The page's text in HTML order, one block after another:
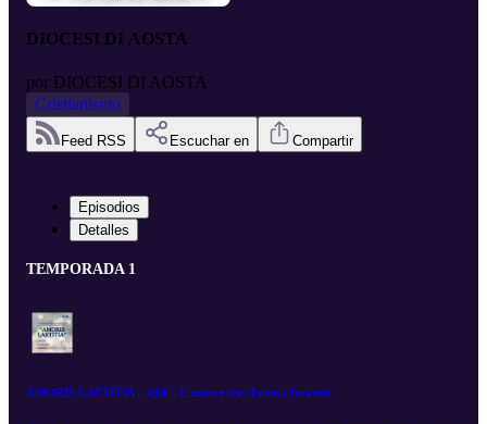
DIOCESI DI AOSTA
por DIOCESI DI AOSTA
Cristianismo
Feed RSS Escuchar en Compartir
Episodios
Detalles
TEMPORADA 1
AMORIS LAETITIA - 4di8 - L'amore che diventa fecondo